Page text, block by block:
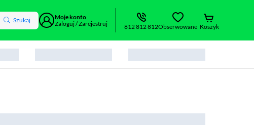
Szukaj
Moje konto
Zaloguj / Zarejestruj
812 812 812Obserwowane Koszyk